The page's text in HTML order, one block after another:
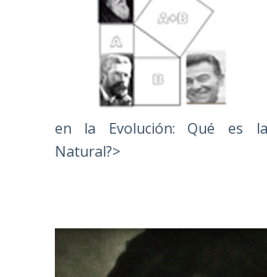
en la Evolución: Qué es la
Natural?>